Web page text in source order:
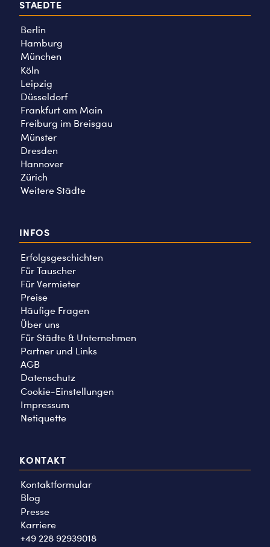
STAEDTE
Berlin
Hamburg
München
Köln
Leipzig
Düsseldorf
Frankfurt am Main
Freiburg im Breisgau
Münster
Dresden
Hannover
Zürich
Weitere Städte
INFOS
Erfolgsgeschichten
Für Tauscher
Für Vermieter
Preise
Häufige Fragen
Über uns
Für Städte & Unternehmen
Partner und Links
AGB
Datenschutz
Cookie-Einstellungen
Impressum
Netiquette
KONTAKT
Kontaktformular
Blog
Presse
Karriere
+49 228 92939018